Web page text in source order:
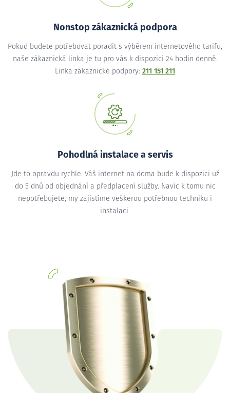
Nonstop zákaznická podpora
Pokud budete potřebovat poradit s výběrem internetového tarifu,
naše zákaznická linka je tu pro vás k dispozici 24 hodin denně.
Linka zákaznické podpory: 211 151 211
Pohodlná instalace a servis
Jde to opravdu rychle. Váš internet na doma bude k dispozici už
do 5 dnů od objednání a předplacení služby. Navíc k tomu nic
nepotřebujete, my zajistíme veškerou potřebnou techniku i
instalaci.